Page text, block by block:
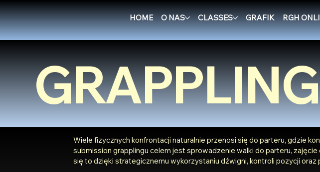
HOME O NAS CLASSES GRAFIK RGH
GRAPPLING
Wiele fizycznych konfrontacji naturalnie przenosi się do parteru, gdzie
submission grapplingu celem jest sprowadzenie walki do parteru,
się to dzięki strategicznemu wykorzystaniu dźwigni, kontroli pozycji oraz